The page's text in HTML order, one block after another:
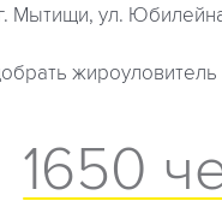
Мытищи, ул.
1650